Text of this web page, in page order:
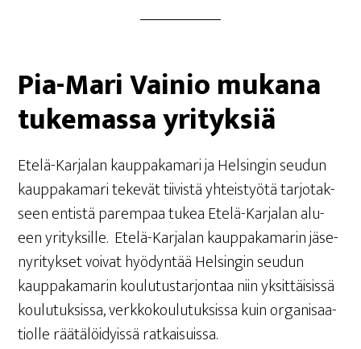
Pia-Mari Vai­nio muka­na
tuke­mas­sa yrityksiä
Ete­lä-Kar­ja­lan kaup­pa­ka­ma­ri ja Hel­sin­gin seu­dun
kaup­pa­ka­ma­ri teke­vät tii­vis­tä yhteis­työ­tä tar­jo­tak­
seen entis­tä parem­paa tukea Ete­lä-Kar­ja­lan alu­
een yri­tyk­sil­le. Ete­lä-Kar­ja­lan kaup­pa­ka­ma­rin jäse­
ny­ri­tyk­set voi­vat hyö­dyn­tää Hel­sin­gin seu­dun
kaup­pa­ka­ma­rin kou­lu­tus­tar­jon­taa niin yksit­täi­sis­sä
kou­lu­tuk­sis­sa, verk­ko­kou­lu­tuk­sis­sa kuin orga­ni­saa­
tiol­le rää­tä­löi­dyis­sä ratkaisuissa.